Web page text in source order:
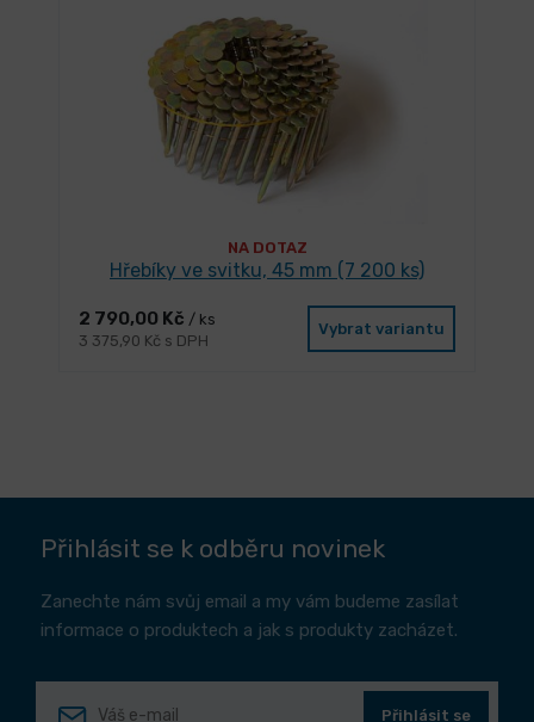
NA DOTAZ
Hřebíky ve svitku, 45 mm (7 200 ks)
2 790,00 Kč / ks
3 375,90 Kč s DPH
Vybrat variantu
Přihlásit se k odběru novinek
Zanechte nám svůj email a my vám budeme zasílat
informace o produktech a jak s produkty zacházet.
Přihlásit se